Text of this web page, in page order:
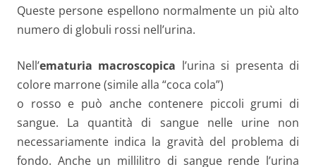
Queste persone espellono normalmente un più alto
numero di globuli rossi nell’urina.
Nell’ematuria macroscopica l’urina si presenta di
colore marrone (simile alla “coca cola”)
o rosso e può anche contenere piccoli grumi di
sangue. La quantità di sangue nelle urine non
necessariamente indica la gravità del problema di
fondo. Anche un millilitro di sangue rende l’urina